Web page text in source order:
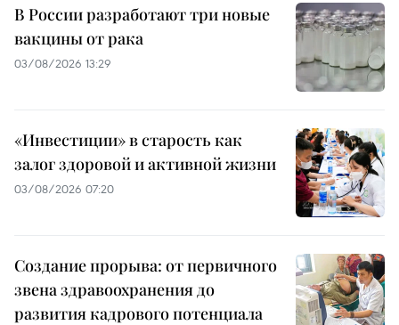
В России разработают три новые
вакцины от рака
03/08/2026 13:29
«Инвестиции» в старость как
залог здоровой и активной жизни
03/08/2026 07:20
Создание прорыва: от первичного
звена здравоохранения до
развития кадрового потенциала